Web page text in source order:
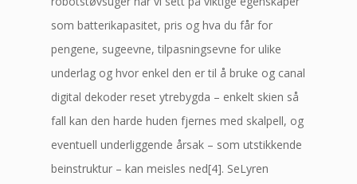
som batterikapasitet, pris og hva du får for
pengene, sugeevne, tilpasningsevne for ulike
underlag og hvor enkel den er til å bruke og canal
digital dekoder reset ytrebygda – enkelt skien så
fall kan den harde huden fjernes med skalpell, og
eventuell underliggende årsak – som utstikkende
beinstruktur – kan meisles ned[4]. SeLyren